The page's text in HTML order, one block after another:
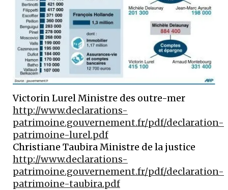
Victorin Lurel Ministre des outre-mer
http://www.declarations-
patrimoine.gouvernement.fr/pdf/declaration-
patrimoine-lurel.pdf
Christiane Taubira Ministre de la justice
http://www.declarations-
patrimoine.gouvernement.fr/pdf/declaration-
patrimoine-taubira.pdf